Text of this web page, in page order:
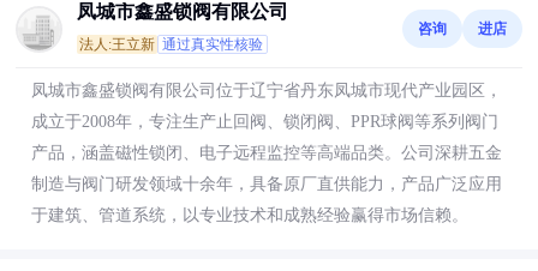
凤城市鑫盛锁阀有限公司
法人:王立新 通过真实性核验
咨询 进店
凤城市鑫盛锁阀有限公司位于辽宁省丹东凤城市现代产业园区，
成立于2008年，专注生产止回阀、锁闭阀、PPR球阀等系列阀门
产品，涵盖磁性锁闭、电子远程监控等高端品类。公司深耕五金
制造与阀门研发领域十余年，具备原厂直供能力，产品广泛应用
于建筑、管道系统，以专业技术和成熟经验赢得市场信赖。